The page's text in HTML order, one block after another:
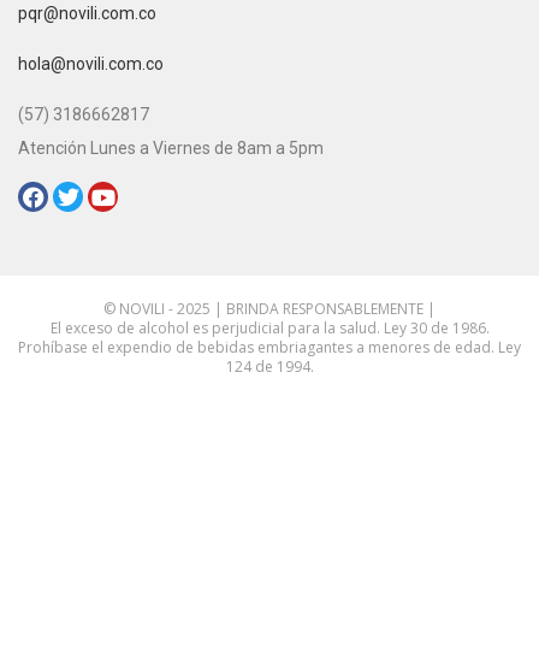
pqr@novili.com.co
hola@novili.com.co
(57) 3186662817
Atención Lunes a Viernes de 8am a 5pm
© NOVILI - 2025 | BRINDA RESPONSABLEMENTE |
El exceso de alcohol es perjudicial para la salud. Ley 30 de 1986.
Prohíbase el expendio de bebidas embriagantes a menores de edad. Ley
124 de 1994.